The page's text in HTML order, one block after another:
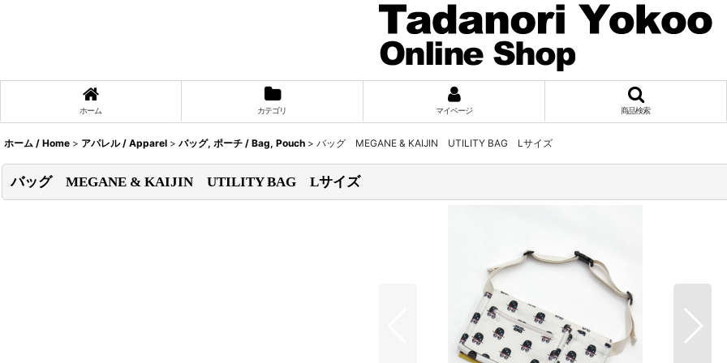
ホーム カテゴリ マイページ 商品検索
ホーム / Home > アパレル / Apparel > バッグ, ポーチ / Bag, Pouch > バッグ MEGANE & KAIJIN UTILITY BAG Lサイズ
バッグ MEGANE & KAIJIN UTILITY BAG Lサイズ